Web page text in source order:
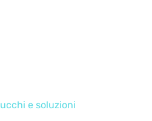
e soluzioni